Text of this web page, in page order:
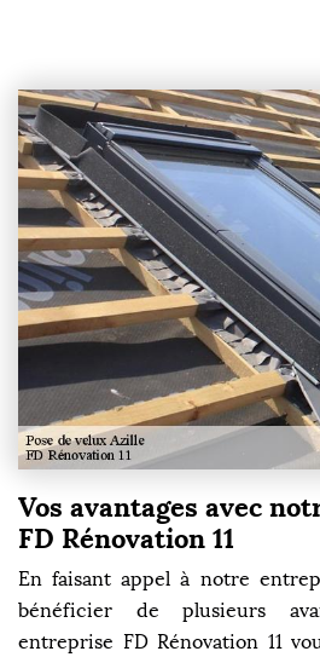
Vos avantages avec
FD Rénovation 11
En faisant appel à notre
bénéficier de plusieurs
entreprise FD Rénovation 11